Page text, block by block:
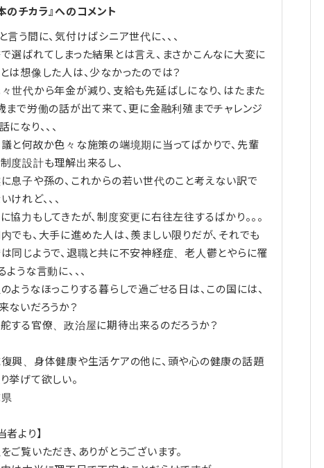
のチカラ』へのコメント
言う間に、気付けばシニア世代に、、、
選ばれてしまった結果とは言え、まさかこんなに大変に
は想像した人は、少なかったのでは？
世代から年金が減り、支給も先延ばしになり、はたまた
まで労働の話が出て来て、更に金融利殖までチャレンジ
になり、、、
と何故か色々な施策の端境期に当ってばかりで、先輩
度設計も理解出来るし、
息子や孫の、これからの若い世代のこと考えない訳で
けれど、、、
協力もしてきたが、制度変更に右往左往するばかり。。。
でも、大手に進めた人は、羨ましい限りだが、それでも
同じようで、退職と共に不安神経症、老人鬱とやらに罹
ような言動に、、、
ようなほっこりする暮らしで過ごせる日は、この国には、
ないだろうか？
する官僚、政治屋に期待出来るのだろうか？
興、身体健康や生活ケアの他に、頭や心の健康の話題
挙げて欲しい。
者より】
ご覧いただき、ありがとうございます。